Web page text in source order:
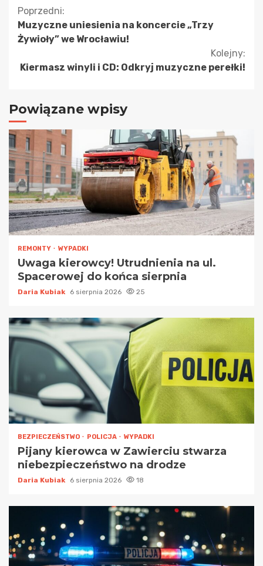
Kontynuuj
czytanie
Poprzedni:
Muzyczne uniesienia na koncercie „Trzy
Żywioły” we Wrocławiu!
Kolejny:
Kiermasz winyli i CD: Odkryj muzyczne perełki!
Powiązane wpisy
REMONTY WYPADKI
Uwaga kierowcy! Utrudnienia na ul.
Spacerowej do końca sierpnia
Daria Kubiak 6 sierpnia 2026 25
BEZPIECZEŃSTWO POLICJA WYPADKI
Pijany kierowca w Zawierciu stwarza
niebezpieczeństwo na drodze
Daria Kubiak 6 sierpnia 2026 18